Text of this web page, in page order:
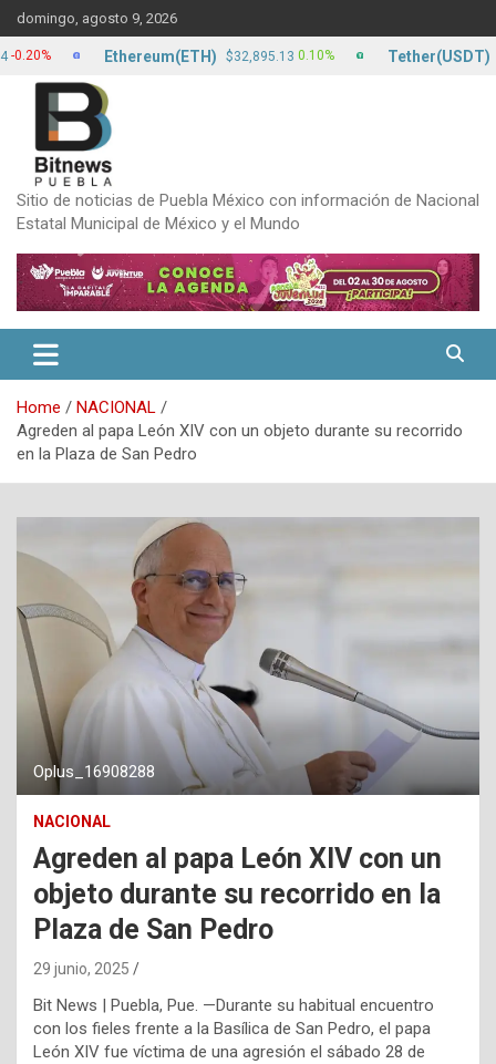
Skip
to
content
domingo, agosto 9, 2026
Sitio de noticias de Puebla México con información de Nacional
Estatal Municipal de México y el Mundo
Home
NACIONAL
Agreden al papa León XIV con un objeto durante su recorrido
en la Plaza de San Pedro
Oplus_16908288
NACIONAL
Agreden al papa León XIV con un
objeto durante su recorrido en la
Plaza de San Pedro
29 junio, 2025
Bit News | Puebla, Pue. —Durante su habitual encuentro
con los fieles frente a la Basílica de San Pedro, el papa
León XIV fue víctima de una agresión el sábado 28 de
Ethereum(ETH) $32,895.13 0.10% Tether(USDT)